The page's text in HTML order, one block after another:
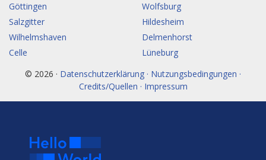
Göttingen
Wolfsburg
Salzgitter
Hildesheim
Wilhelmshaven
Delmenhorst
Celle
Lüneburg
© 2026 · Datenschutzerklärung · Nutzungsbedingungen ·
Credits/Quellen · Impressum